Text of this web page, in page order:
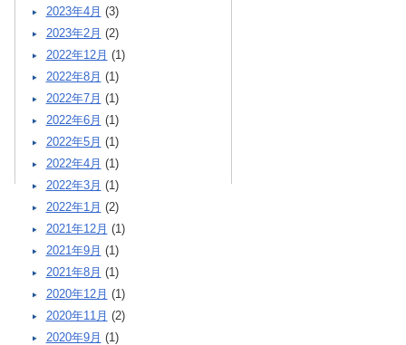
2023年4月 (3)
2023年2月 (2)
2022年12月 (1)
2022年8月 (1)
2022年7月 (1)
2022年6月 (1)
2022年5月 (1)
2022年4月 (1)
2022年3月 (1)
2022年1月 (2)
2021年12月 (1)
2021年9月 (1)
2021年8月 (1)
2020年12月 (1)
2020年11月 (2)
2020年9月 (1)